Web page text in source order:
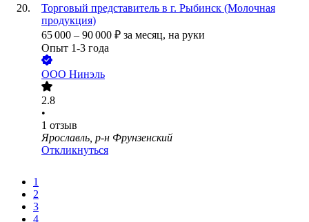
Торговый представитель в г. Рыбинск (Молочная
продукция)
65 000 – 90 000 ₽ за месяц, на руки
Опыт 1-3 года
ООО Нинэль
2.8
•
1 отзыв
Ярославль, р-н Фрунзенский
Откликнуться
1
2
3
4